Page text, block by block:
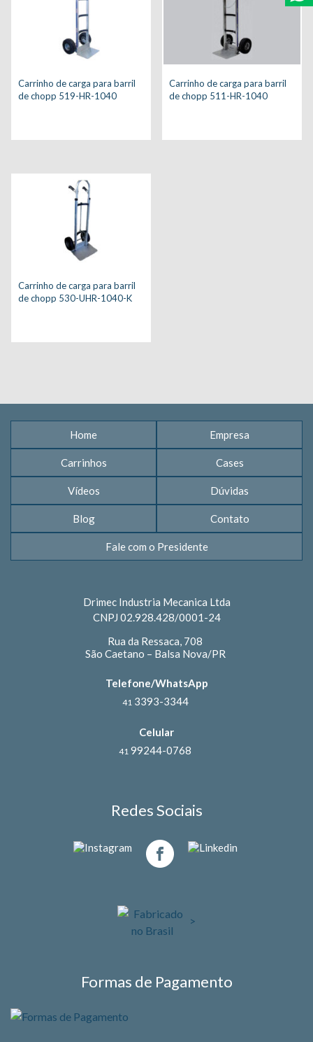
Carrinho de carga para barril
de chopp 519-HR-1040
Carrinho de carga para barril
de chopp 511-HR-1040
Carrinho de carga para barril
de chopp 530-UHR-1040-K
Home Empresa
Carrinhos Cases
Vídeos Dúvidas
Blog Contato
Fale com o Presidente
Drimec Industria Mecanica Ltda
CNPJ 02.928.428/0001-24
Rua da Ressaca, 708
São Caetano – Balsa Nova/PR
Telefone/WhatsApp
41 3393-3344
Celular
41 99244-0768
Redes Sociais
>
Formas de Pagamento